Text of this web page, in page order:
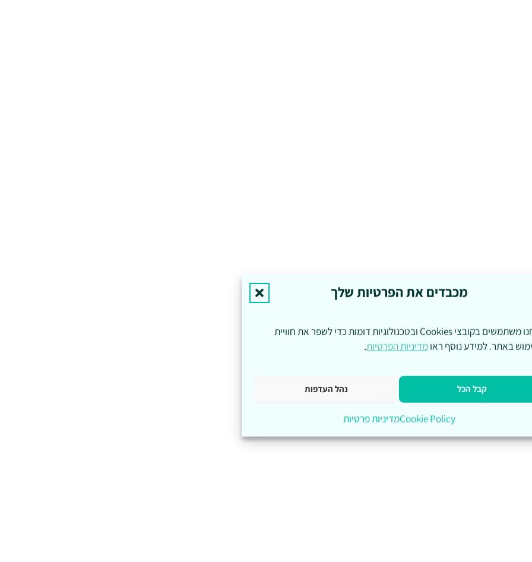
מכבדים את הפרטיות שלך
אנחנו משתמשים בקובצי Cookies ובטכנולוגיות דומות כדי לשפר את חוויית
באתר. למידע נוסף ראומדיניות הפרטיות.
קבל הכל נהל העדפות
Cookie Policyמדיניות פרטיות